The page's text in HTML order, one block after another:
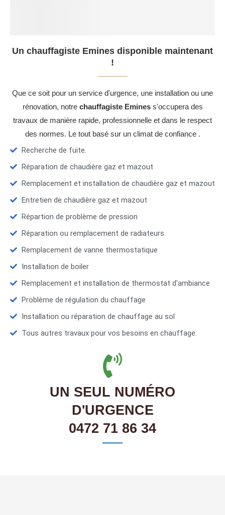
Un chauffagiste Emines disponible maintenant
!
Que ce soit pour un service d'urgence, une installation ou une
rénovation, notre chauffagiste Eminess'occupera des
travaux de manière rapide, professionnelle et dans le respect
des normes. Le tout basé sur un climat de confiance .
Recherche de fuite.
Réparation de chaudière gaz et mazout
Remplacement et installation de chaudière gaz et mazout
Entretien de chaudière gaz et mazout
Répartion de problème de pression
Réparation ou remplacement de radiateurs
Remplacement de vanne thermostatique
Installation de boiler
Remplacement et installation de thermostat d'ambiance
Problème de régulation du chauffage
Installation ou réparation de chauffage au sol
Tous autres travaux pour vos besoins en chauffage.
UN SEUL NUMÉRO
D'URGENCE
0472 71 86 34